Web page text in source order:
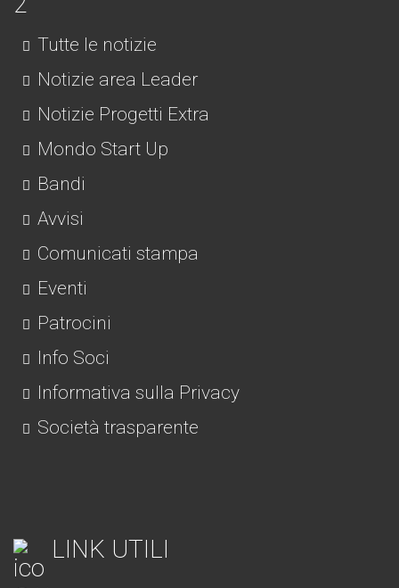
Tutte le notizie
Notizie area Leader
Notizie Progetti Extra
Mondo Start Up
Bandi
Avvisi
Comunicati stampa
Eventi
Patrocini
Info Soci
Informativa sulla Privacy
Società trasparente
LINK UTILI